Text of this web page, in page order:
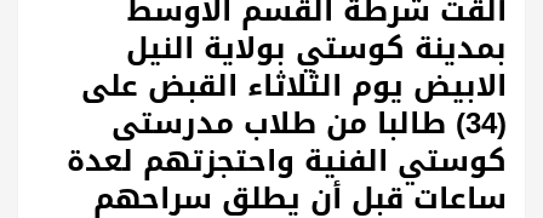
بمدينة كوستي بولاية النيل
الابيض يوم الثلاثاء القبض على
(34) طالبا من طلاب مدرستى
كوستي الفنية واحتجزتهم لعدة
ساعات قبل أن يطلق سراحهم